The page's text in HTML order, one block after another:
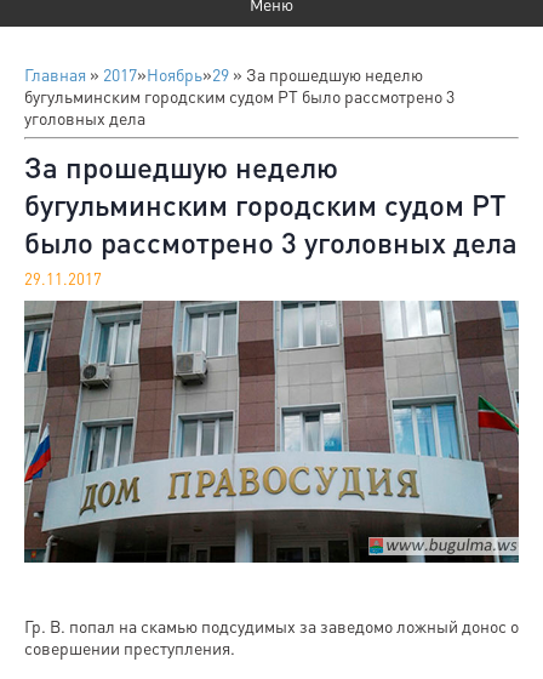
Главная » 2017»Ноябрь»29 » За прошедшую неделю
бугульминским городским судом РТ было рассмотрено 3
уголовных дела
За прошедшую неделю
бугульминским городским судом РТ
было рассмотрено 3 уголовных дела
29.11.2017
Гр. В. попал на скамью подсудимых за заведомо ложный донос о
совершении преступления.